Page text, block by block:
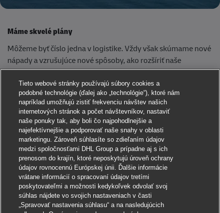
Máme skvelé plány
Môžeme byť číslo jedna v logistike. Vždy však skúmame nové
nápady a vzrušujúce nové spôsoby, ako rozšíriť naše
podnikanie rôznymi smermi.
Tieto webové stránky používajú súbory cookies a
podobné technológie (ďalej ako „technológie“), ktoré nám
napríklad umožňujú zistiť frekvenciu návštev našich
internetových stránok a počet návštevníkov, nastaviť
naše ponuky tak, aby boli čo najpohodlnejšie a
najefektívnejšie a podporovať naše snahy v oblasti
marketingu. Zároveň súhlasíte so zdieľaním údajov
medzi spoločnosťami DHL Group a prípadne aj s ich
prenosom do krajín, ktoré neposkytujú úroveň ochrany
údajov rovnocennú Európskej únii. Ďalšie informácie
vrátane informácií o spracovaní údajov tretími
poskytovateľmi a možnosti kedykoľvek odvolať svoj
súhlas nájdete vo svojich nastaveniach v časti
„Spravovať nastavenia súhlasu“ a na nasledujúcich